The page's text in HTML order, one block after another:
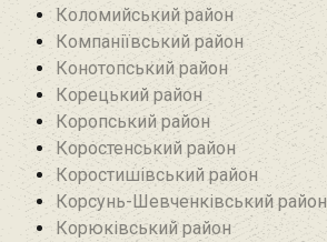
Коломийський район
Компаніївський район
Конотопський район
Корецький район
Коропський район
Коростенський район
Коростишівський район‎
Корсунь-Шевченківський район
Корюківський район